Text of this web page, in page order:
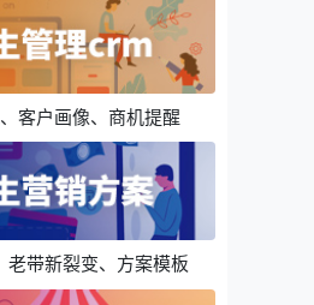
客户画像、商机提醒
老带新裂变、方案模板